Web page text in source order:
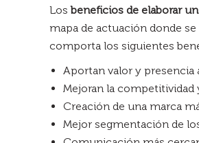
Los beneficios de elaborar
mapa de actuación donde
comporta los siguientes
Aportan valor y presencia
Mejoran la competitividad
Creación de una marca
Mejor segmentación de